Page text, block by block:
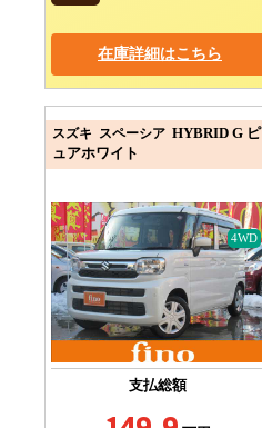
在庫詳細はこちら
スズキ スペーシア HYBRID G ピ
ュアホワイト
4WD
支払総額